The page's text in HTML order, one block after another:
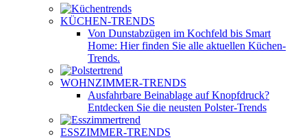
KÜCHEN-TRENDS
Von Dunstabzügen im Kochfeld bis Smart
Home: Hier finden Sie alle aktuellen Küchen-
Trends.
WOHNZIMMER-TRENDS
Ausfahrbare Beinablage auf Knopfdruck?
Entdecken Sie die neusten Polster-Trends
ESSZIMMER-TRENDS